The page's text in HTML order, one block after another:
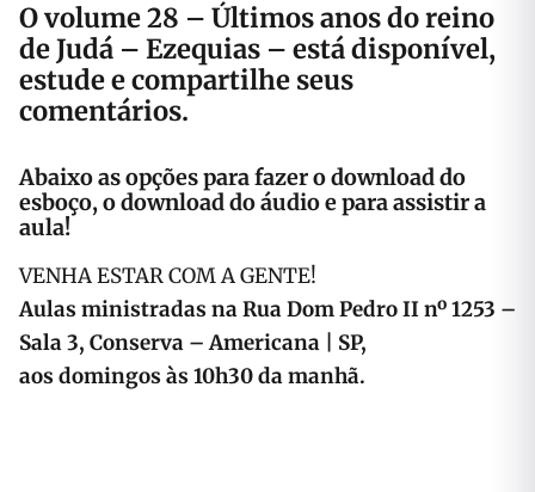
Ovolume 28 – Últimos anos do reino
de Judá – Ezequias – está disponível,
estude e compartilhe seus
comentários.
Abaixo as opções para fazer o download do
esboço, o download do áudio e para assistir a
aula!
VENHA ESTAR COM A GENTE!
Aulas ministradas na Rua Dom Pedro II nº 1253 –
Sala 3, Conserva – Americana | SP,
aos domingos às 10h30 da manhã.